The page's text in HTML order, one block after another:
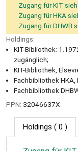
Zugang für KIT
Zugang für HKA
Zugang für DHWB
Holdings:
KIT-Bibliothek:
zugänglich;
KIT-Bibliothek,
Fachbibliothek HKA,
Fachbibliothek
PPN: 32046637X
Holdings ( 0 )